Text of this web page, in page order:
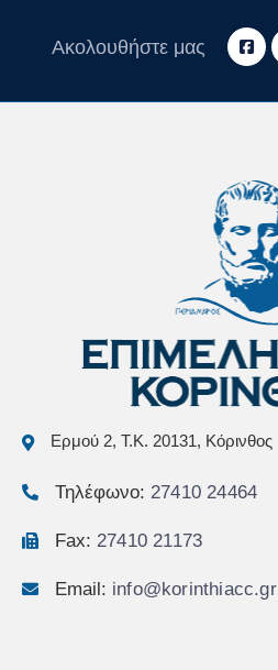
Ακολουθήστε μας
Ερμού 2, Τ.Κ. 20131, Κόρινθος
Τηλέφωνο: 27410 24464
Fax: 27410 21173
Email: info@korinthiacc.gr